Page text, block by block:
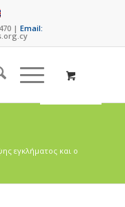
|Email:
εγκλήματος και ο